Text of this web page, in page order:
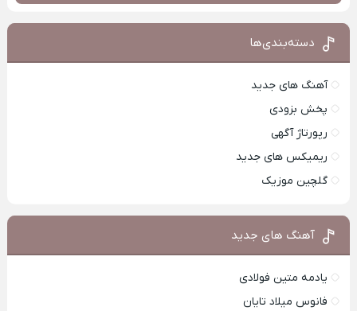
دسته‌بندی‌ها
آهنگ های جدید
پخش بزودی
رپورتاژ آگهی
ریمیکس های جدید
گلچین موزیک
آهنگ های جدید
یادمه متین فولادی
فانوس میلاد تایان